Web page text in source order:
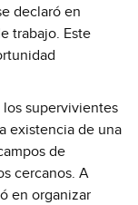
declaró en
trabajo. Este
supervivientes
existencia de una
de
cercanos. A
en organizar